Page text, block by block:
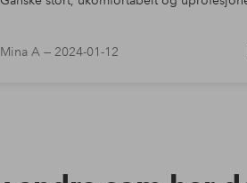
Mina A —2024-01-12